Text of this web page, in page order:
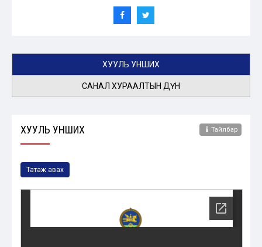
ХУУЛЬ УНШИХ
САНАЛ ХУРААЛТЫН ДҮН
ХУУЛЬ УНШИХ Тайлбар
Татаж авах